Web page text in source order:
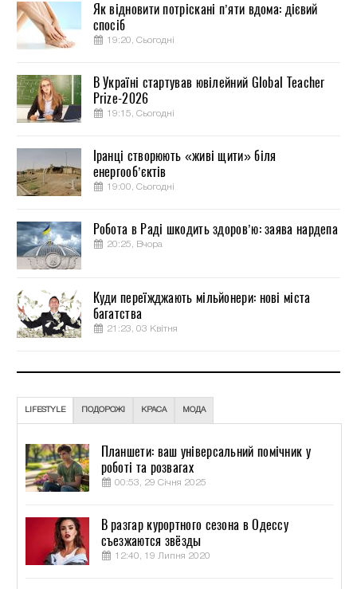
Як відновити потріскані п’яти вдома: дієвий
спосіб
19:20, Сьогодні
В Україні стартував ювілейний Global Teacher
Prize-2026
19:15, Сьогодні
Іранці створюють «живі щити» біля
енергооб’єктів
19:00, Сьогодні
Робота в Раді шкодить здоров’ю: заява нардепа
20:25, Вчора
Куди переїжджають мільйонери: нові міста
багатства
21:23, 03 Квітня
LIFESTYLE ПОДОРОЖІ КРАСА МОДА
Планшети: ваш універсальний помічник у
роботі та розвагах
00:53, 29 Січня 2025
В разгар курортного сезона в Одессу
съезжаются звёзды
12:40, 19 Липня 2020